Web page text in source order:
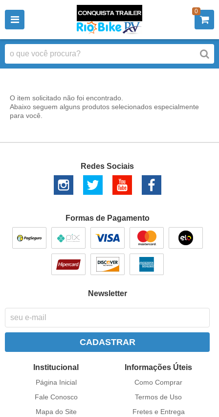
0
O item solicitado não foi encontrado.
Abaixo seguem alguns produtos selecionados especialmente
para você.
Redes Sociais
Formas de Pagamento
Newsletter
CADASTRAR
Institucional
Página Inicial
Fale Conosco
Mapa do Site
Informações Úteis
Como Comprar
Termos de Uso
Fretes e Entrega